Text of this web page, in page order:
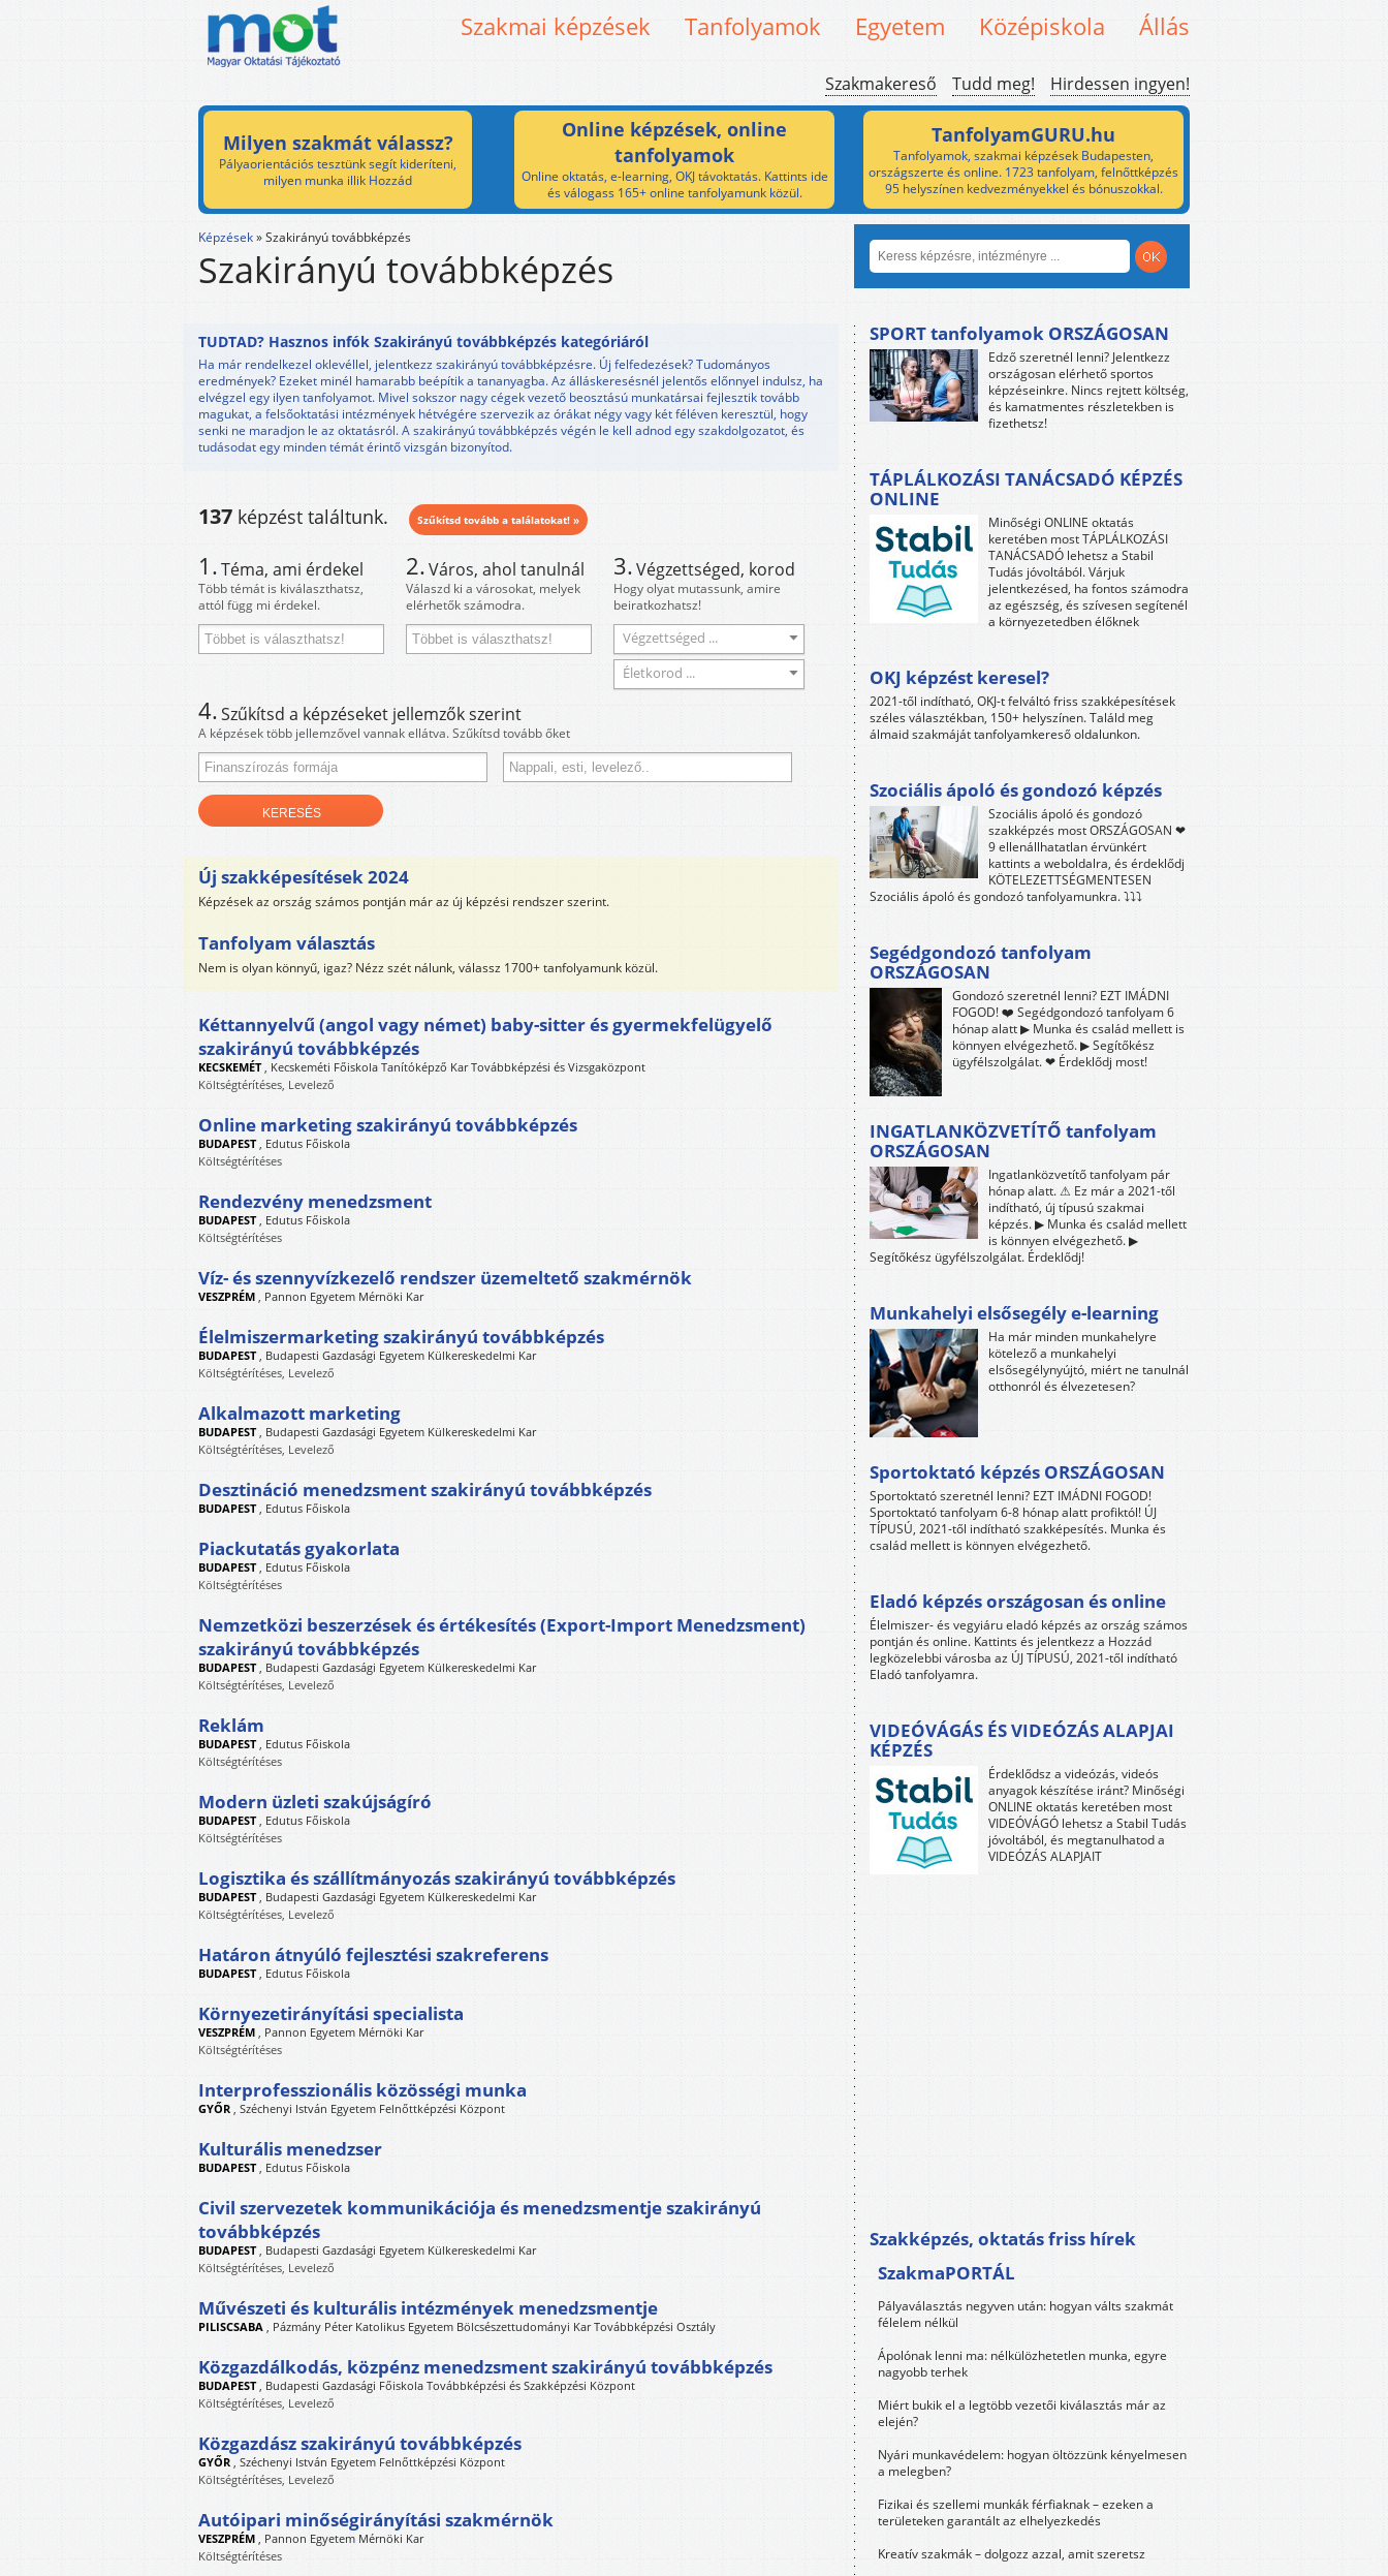
Szakmai képzések Tanfolyamok Egyetem Középiskola Állás
Szakmakereső Tudd meg! Hirdessen ingyen!
Milyen szakmát válassz?
Pályaorientációs tesztünk segít kideríteni,
milyen munka illik Hozzád
Online képzések, online
tanfolyamok
Online oktatás, e-learning, OKJ távoktatás. Kattints ide
és válogass 165+ online tanfolyamunk közül.
TanfolyamGURU.hu
Tanfolyamok, szakmai képzések Budapesten,
országszerte és online. 1723 tanfolyam, felnőttképzés
95 helyszínen kedvezményekkel és bónuszokkal.
Képzések»Szakirányú továbbképzés
Szakirányú továbbképzés
TUDTAD? Hasznos infók Szakirányú továbbképzés kategóriáról
Ha már rendelkezel oklevéllel, jelentkezz szakirányú továbbképzésre. Új felfedezések? Tudományos
eredmények? Ezeket minél hamarabb beépítik a tananyagba. Az álláskeresésnél jelentős előnnyel indulsz, ha
elvégzel egy ilyen tanfolyamot. Mivel sokszor nagy cégek vezető beosztású munkatársai fejlesztik tovább
magukat, a felsőoktatási intézmények hétvégére szervezik az órákat négy vagy két féléven keresztül, hogy
senki ne maradjon le az oktatásról. A szakirányú továbbképzés végén le kell adnod egy szakdolgozatot, és
tudásodat egy minden témát érintő vizsgán bizonyítod.
137 képzést találtunk. Szűkítsd tovább a találatokat! »
1.Téma, ami érdekel
Több témát is kiválaszthatsz,
attól függ mi érdekel.
2.Város, ahol tanulnál
Válaszd ki a városokat, melyek
elérhetők számodra.
3.Végzettséged, korod
Hogy olyat mutassunk, amire
beiratkozhatsz!
Végzettséged ...
Életkorod ...
4.Szűkítsd a képzéseket jellemzők szerint
A képzések több jellemzővel vannak ellátva. Szűkítsd tovább őket
Új szakképesítések 2024
Képzések az ország számos pontján már az új képzési rendszer szerint.
Tanfolyam választás
Nem is olyan könnyű, igaz? Nézz szét nálunk, válassz 1700+ tanfolyamunk közül.
Kéttannyelvű (angol vagy német) baby-sitter és gyermekfelügyelő
szakirányú továbbképzés
KECSKEMÉT, Kecskeméti Főiskola Tanítóképző Kar Továbbképzési és Vizsgaközpont
Költségtérítéses, Levelező
Online marketing szakirányú továbbképzés
BUDAPEST, Edutus Főiskola
Költségtérítéses
Rendezvény menedzsment
BUDAPEST, Edutus Főiskola
Költségtérítéses
Víz- és szennyvízkezelő rendszer üzemeltető szakmérnök
VESZPRÉM , Pannon Egyetem Mérnöki Kar
Élelmiszermarketing szakirányú továbbképzés
BUDAPEST, Budapesti Gazdasági Egyetem Külkereskedelmi Kar
Költségtérítéses, Levelező
Alkalmazott marketing
BUDAPEST, Budapesti Gazdasági Egyetem Külkereskedelmi Kar
Költségtérítéses, Levelező
Desztináció menedzsment szakirányú továbbképzés
BUDAPEST, Edutus Főiskola
Piackutatás gyakorlata
BUDAPEST, Edutus Főiskola
Költségtérítéses
Nemzetközi beszerzések és értékesítés (Export-Import Menedzsment)
szakirányú továbbképzés
BUDAPEST, Budapesti Gazdasági Egyetem Külkereskedelmi Kar
Költségtérítéses, Levelező
Reklám
BUDAPEST, Edutus Főiskola
Költségtérítéses
Modern üzleti szakújságíró
BUDAPEST, Edutus Főiskola
Költségtérítéses
Logisztika és szállítmányozás szakirányú továbbképzés
BUDAPEST, Budapesti Gazdasági Egyetem Külkereskedelmi Kar
Költségtérítéses, Levelező
Határon átnyúló fejlesztési szakreferens
BUDAPEST, Edutus Főiskola
Környezetirányítási specialista
VESZPRÉM , Pannon Egyetem Mérnöki Kar
Költségtérítéses
Interprofesszionális közösségi munka
GYŐR , Széchenyi István Egyetem Felnőttképzési Központ
Kulturális menedzser
BUDAPEST, Edutus Főiskola
Civil szervezetek kommunikációja és menedzsmentje szakirányú
továbbképzés
BUDAPEST, Budapesti Gazdasági Egyetem Külkereskedelmi Kar
Költségtérítéses, Levelező
Művészeti és kulturális intézmények menedzsmentje
PILISCSABA , Pázmány Péter Katolikus Egyetem Bölcsészettudományi Kar Továbbképzési Osztály
Közgazdálkodás, közpénz menedzsment szakirányú továbbképzés
BUDAPEST, Budapesti Gazdasági Főiskola Továbbképzési és Szakképzési Központ
Költségtérítéses, Levelező
Közgazdász szakirányú továbbképzés
GYŐR , Széchenyi István Egyetem Felnőttképzési Központ
Költségtérítéses, Levelező
Autóipari minőségirányítási szakmérnök
VESZPRÉM , Pannon Egyetem Mérnöki Kar
Költségtérítéses
SPORT tanfolyamok ORSZÁGOSAN
Edző szeretnél lenni? Jelentkezz
országosan elérhető sportos
képzéseinkre. Nincs rejtett költség,
és kamatmentes részletekben is
fizethetsz!
TÁPLÁLKOZÁSI TANÁCSADÓ KÉPZÉS
ONLINE
Minőségi ONLINE oktatás
keretében most TÁPLÁLKOZÁSI
TANÁCSADÓ lehetsz a Stabil
Tudás jóvoltából. Várjuk
jelentkezésed, ha fontos számodra
az egészség, és szívesen segítenél
a környezetedben élőknek
OKJ képzést keresel?
2021-től indítható, OKJ-t felváltó friss szakképesítések
széles választékban, 150+ helyszínen. Találd meg
álmaid szakmáját tanfolyamkereső oldalunkon.
Szociális ápoló és gondozó képzés
Szociális ápoló és gondozó
szakképzés most ORSZÁGOSAN ❤
9 ellenállhatatlan érvünkért
kattints a weboldalra, és érdeklődj
KÖTELEZETTSÉGMENTESEN
Szociális ápoló és gondozó tanfolyamunkra. ⤵⤵⤵
Segédgondozó tanfolyam
ORSZÁGOSAN
Gondozó szeretnél lenni? EZT IMÁDNI
FOGOD! ❤️ Segédgondozó tanfolyam 6
hónap alatt ▶ Munka és család mellett is
könnyen elvégezhető. ▶ Segítőkész
ügyfélszolgálat. ❤ Érdeklődj most!
INGATLANKÖZVETÍTŐ tanfolyam
ORSZÁGOSAN
Ingatlanközvetítő tanfolyam pár
hónap alatt. ⚠ Ez már a 2021-től
indítható, új típusú szakmai
képzés. ▶ Munka és család mellett
is könnyen elvégezhető. ▶
Segítőkész ügyfélszolgálat. Érdeklődj!
Munkahelyi elsősegély e-learning
Ha már minden munkahelyre
kötelező a munkahelyi
elsősegélynyújtó, miért ne tanulnál
otthonról és élvezetesen?
Sportoktató képzés ORSZÁGOSAN
Sportoktató szeretnél lenni? EZT IMÁDNI FOGOD!
Sportoktató tanfolyam 6-8 hónap alatt profiktól! ÚJ
TÍPUSÚ, 2021-től indítható szakképesítés. Munka és
család mellett is könnyen elvégezhető.
Eladó képzés országosan és online
Élelmiszer- és vegyiáru eladó képzés az ország számos
pontján és online. Kattints és jelentkezz a Hozzád
legközelebbi városba az ÚJ TÍPUSÚ, 2021-től indítható
Eladó tanfolyamra.
VIDEÓVÁGÁS ÉS VIDEÓZÁS ALAPJAI
KÉPZÉS
Érdeklődsz a videózás, videós
anyagok készítése iránt? Minőségi
ONLINE oktatás keretében most
VIDEÓVÁGÓ lehetsz a Stabil Tudás
jóvoltából, és megtanulhatod a
VIDEÓZÁS ALAPJAIT
Szakképzés, oktatás friss hírek
SzakmaPORTÁL
Pályaválasztás negyven után: hogyan válts szakmát
félelem nélkül
Ápolónak lenni ma: nélkülözhetetlen munka, egyre
nagyobb terhek
Miért bukik el a legtöbb vezetői kiválasztás már az
elején?
Nyári munkavédelem: hogyan öltözzünk kényelmesen
a melegben?
Fizikai és szellemi munkák férfiaknak – ezeken a
területeken garantált az elhelyezkedés
Kreatív szakmák – dolgozz azzal, amit szeretsz